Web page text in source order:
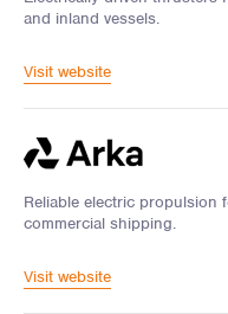
and inland vessels.
Visit website
Reliable electric propulsion
commercial shipping.
Visit website